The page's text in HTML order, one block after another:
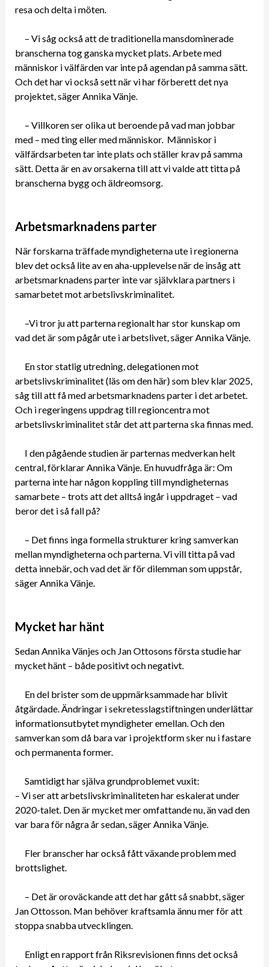
resa och delta i möten.
– Vi såg också att de traditionella mansdominerade
branscherna tog ganska mycket plats. Arbete med
människor i välfärden var inte på agendan på samma sätt.
Och det har vi också sett när vi har förberett det nya
projektet, säger Annika Vänje.
– Villkoren ser olika ut beroende på vad man jobbar
med – med ting eller med människor. Människor i
välfärdsarbeten tar inte plats och ställer krav på samma
sätt. Detta är en av orsakerna till att vi valde att titta på
branscherna bygg och äldreomsorg.
Arbetsmarknadens parter
När forskarna träffade myndigheterna ute i regionerna
blev det också lite av en aha-upplevelse när de insåg att
arbetsmarknadens parter inte var självklara partners i
samarbetet mot arbetslivskriminalitet.
–Vi tror ju att parterna regionalt har stor kunskap om
vad det är som pågår ute i arbetslivet, säger Annika Vänje.
En stor statlig utredning, delegationen mot
arbetslivskriminalitet (läs om den här) som blev klar 2025,
såg till att få med arbetsmarknadens parter i det arbetet.
Och i regeringens uppdrag till regioncentra mot
arbetslivskriminalitet står det att parterna ska finnas med.
I den pågående studien är parternas medverkan helt
central, förklarar Annika Vänje. En huvudfråga är: Om
parterna inte har någon koppling till myndigheternas
samarbete – trots att det alltså ingår i uppdraget – vad
beror det i så fall på?
– Det finns inga formella strukturer kring samverkan
mellan myndigheterna och parterna. Vi vill titta på vad
detta innebär, och vad det är för dilemman som uppstår,
säger Annika Vänje.
Mycket har hänt
Sedan Annika Vänjes och Jan Ottosons första studie har
mycket hänt – både positivt och negativt.
En del brister som de uppmärksammade har blivit
åtgärdade. Ändringar i sekretesslagstiftningen underlättar
informationsutbytet myndigheter emellan. Och den
samverkan som då bara var i projektform sker nu i fastare
och permanenta former.
Samtidigt har själva grundproblemet vuxit:
– Vi ser att arbetslivskriminaliteten har eskalerat under
2020-talet. Den är mycket mer omfattande nu, än vad den
var bara för några år sedan, säger Annika Vänje.
Fler branscher har också fått växande problem med
brottslighet.
– Det är oroväckande att det har gått så snabbt, säger
Jan Ottosson. Man behöver kraftsamla ännu mer för att
stoppa snabba utvecklingen.
Enligt en rapport från Riksrevisionen finns det också